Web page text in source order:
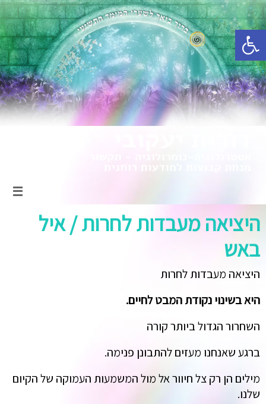
פתח סרגל נגישות
היציאה מעבדות לחרות / איל
באש
היציאה מעבדות לחרות
היא בשינוי נקודת המבט לחיים.
השחרור הגדול ביותר קורה
ברגע שאנחנו מעזים להתבונן פנימה.
מילים הן רק צל חיוור אל מול המשמעות העמוקה של הקיום
שלנו.